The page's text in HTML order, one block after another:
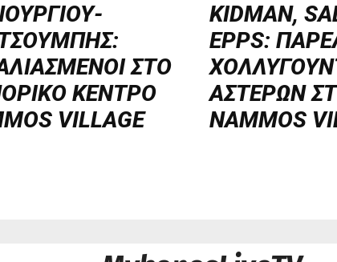
ΣΤΟ
ΚΕΝΤΡΟ
VILLAGE
KIDMAN,
EPPS:
ΑΣΤΕΡΩΝ
NAMMOS